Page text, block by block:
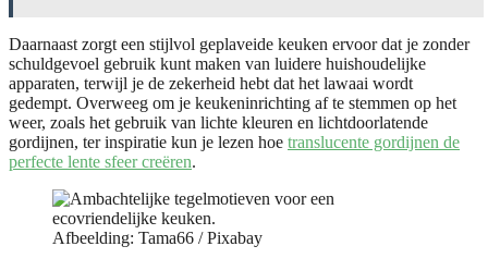
Daarnaast zorgt een stijlvol geplaveide keuken ervoor dat je zonder
schuldgevoel gebruik kunt maken van luidere huishoudelijke
apparaten, terwijl je de zekerheid hebt dat het lawaai wordt
gedempt. Overweeg om je keukeninrichting af te stemmen op het
weer, zoals het gebruik van lichte kleuren en lichtdoorlatende
gordijnen, ter inspiratie kun je lezen hoe translucente gordijnen de
perfecte lente sfeer creëren.
Afbeelding: Tama66 / Pixabay